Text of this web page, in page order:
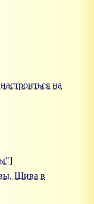
на
Шива в